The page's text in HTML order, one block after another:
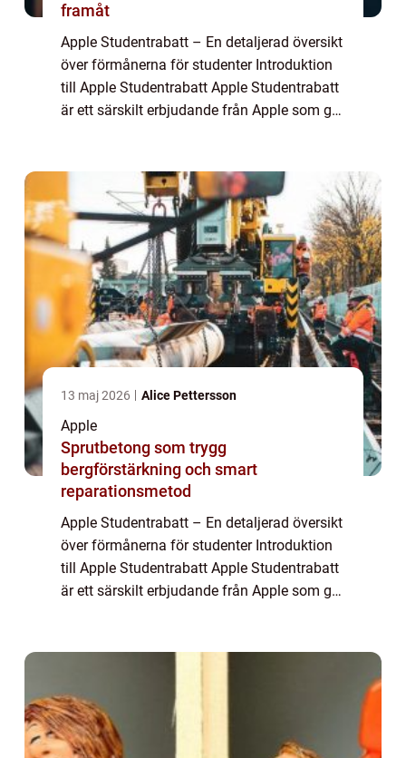
framåt
Apple Studentrabatt – En detaljerad översikt
över förmånerna för studenter Introduktion
till Apple Studentrabatt Apple Studentrabatt
är ett särskilt erbjudande från Apple som ger
13 maj 2026 Alice Pettersson
Apple
Sprutbetong som trygg
bergförstärkning och smart
reparationsmetod
Apple Studentrabatt – En detaljerad översikt
över förmånerna för studenter Introduktion
till Apple Studentrabatt Apple Studentrabatt
är ett särskilt erbjudande från Apple som ger